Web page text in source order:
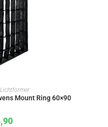
Lichtformer
Mount Ring 60×90